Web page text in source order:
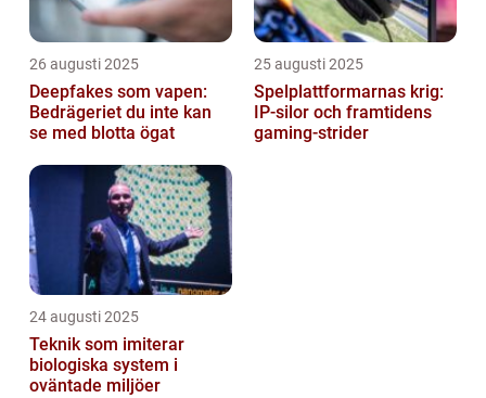
26 augusti 2025
Deepfakes som vapen:
Bedrägeriet du inte kan
se med blotta ögat
25 augusti 2025
Spelplattformarnas krig:
IP‑silor och framtidens
gaming‑strider
24 augusti 2025
Teknik som imiterar
biologiska system i
oväntade miljöer